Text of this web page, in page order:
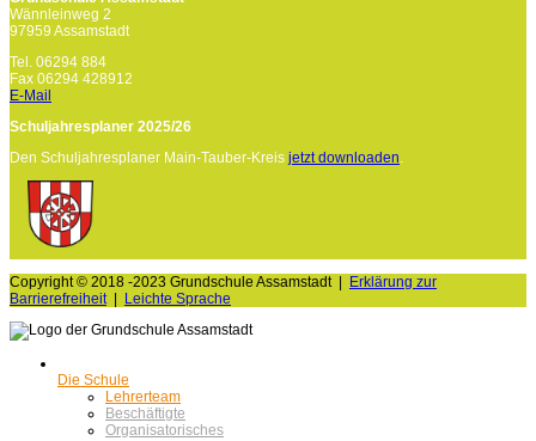
Wännleinweg 2
97959 Assamstadt
Tel. 06294 884
Fax 06294 428912
E-Mail
Schuljahresplaner 2025/26
Den Schuljahresplaner Main-Tauber-Kreis jetzt downloaden.
Copyright © 2018 -2023 Grundschule Assamstadt | Erklärung zur
Barrierefreiheit| Leichte Sprache
Die Schule
Lehrerteam
Beschäftigte
Organisatorisches